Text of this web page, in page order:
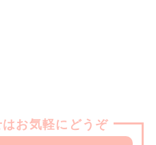
お気軽にどうぞ